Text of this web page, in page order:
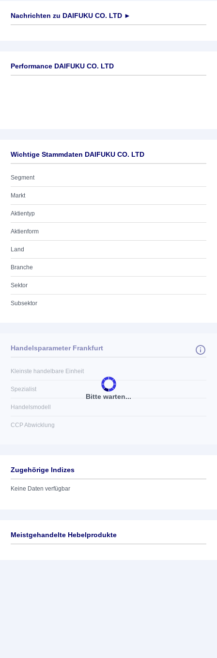
Nachrichten zu DAIFUKU CO. LTD ►
Performance DAIFUKU CO. LTD
Wichtige Stammdaten DAIFUKU CO. LTD
Segment
Markt
Aktientyp
Aktienform
Land
Branche
Sektor
Subsektor
Bitte warten...
Handelsparameter Frankfurt
Kleinste handelbare Einheit
Spezialist
Handelsmodell
CCP Abwicklung
Zugehörige Indizes
Keine Daten verfügbar
Meistgehandelte Hebelprodukte